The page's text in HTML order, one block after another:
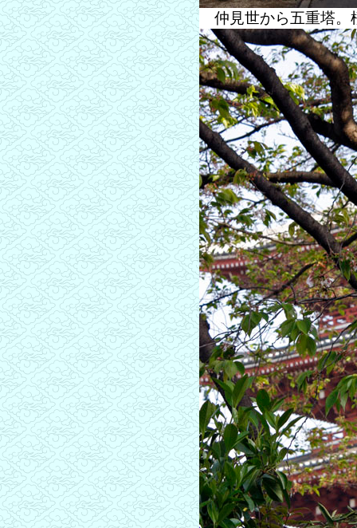
仲見世から五重塔。